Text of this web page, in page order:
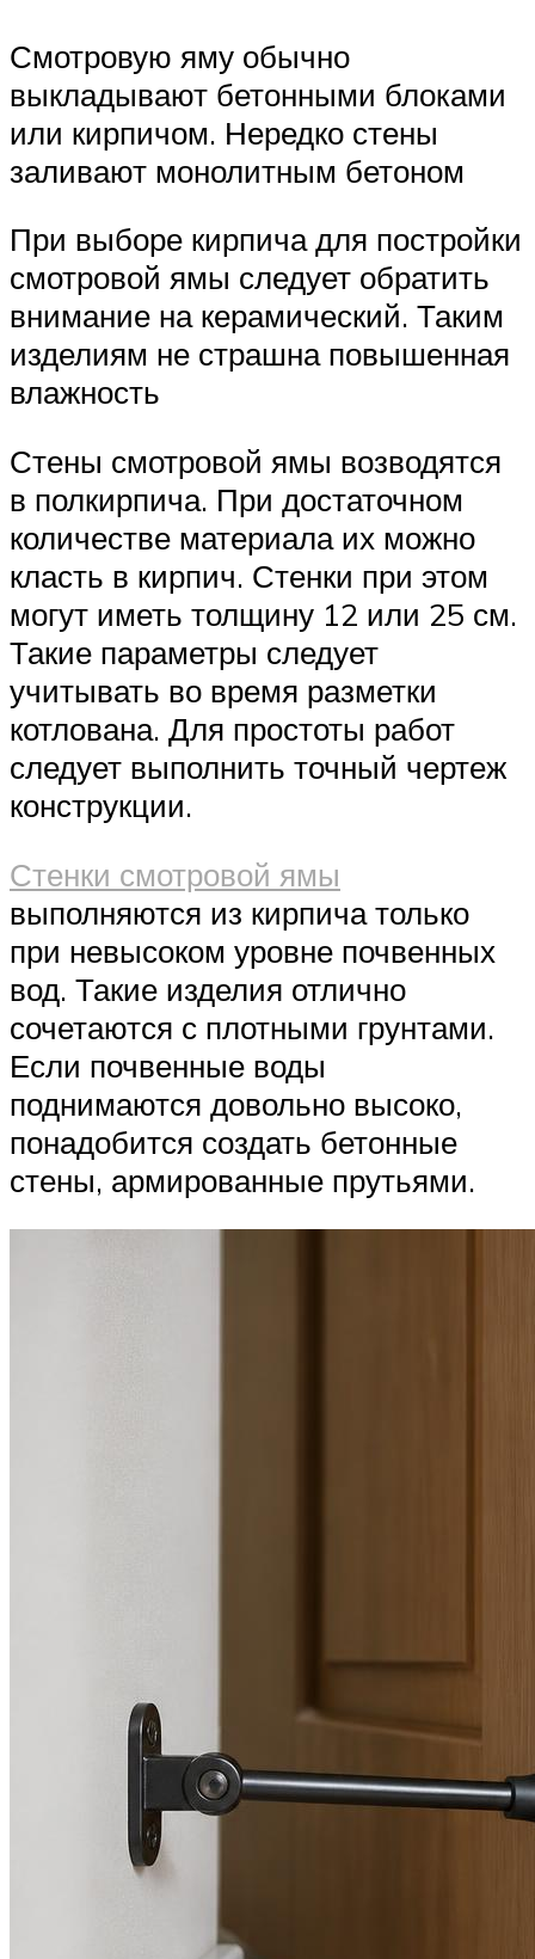
Смотровую яму обычно
выкладывают бетонными блоками
или кирпичом. Нередко стены
заливают монолитным бетоном
При выборе кирпича для постройки
смотровой ямы следует обратить
внимание на керамический. Таким
изделиям не страшна повышенная
влажность
Стены смотровой ямы возводятся
в полкирпича. При достаточном
количестве материала их можно
класть в кирпич. Стенки при этом
могут иметь толщину 12 или 25 см.
Такие параметры следует
учитывать во время разметки
котлована. Для простоты работ
следует выполнить точный чертеж
конструкции.
Стенки смотровой ямы
выполняются из кирпича только
при невысоком уровне почвенных
вод. Такие изделия отлично
сочетаются с плотными грунтами.
Если почвенные воды
поднимаются довольно высоко,
понадобится создать бетонные
стены, армированные прутьями.